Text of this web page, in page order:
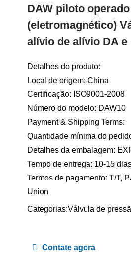
DAW piloto operado
(eletromagnético)
alívio de alívio DA e
Detalhes do produto:
Local de origem: China
Certificação: ISO9001-2008
Número do modelo: DAW10
Payment & Shipping Terms:
Quantidade mínima do
Detalhes da embalagem:
Tempo de entrega: 10-15 dias
Termos de pagamento: T/T,
Union
Categorias:Válvula de
Contate agora